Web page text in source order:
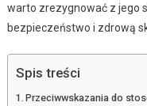
warto zrezygnować z jego
bezpieczeństwo i zdrową
Spis treści
Przeciwwskazania do